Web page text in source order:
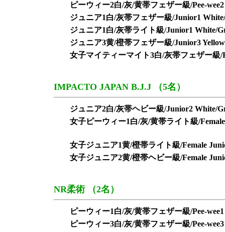
ピーウィー2白/灰/黄帯フェザー級/Pee-wee2
ジュニア1白/灰帯フェザー級/Junior1 White/
ジュニア1白/灰帯ライト級/Junior1 White/
ジュニア3黄/橙帯フェザー級/Junior3
女子マイティーマイト3白/灰帯フェザー級/
IMPACTO JAPAN B.J.J （5名）
ジュニア2白/灰帯ヘビー級/Junior2 White/
女子ピーウィー1白/灰/黄帯ライト級/Female
女子ジュニア1黄/橙帯ライト級/Female
女子ジュニア2黄/橙帯ヘビー級/Female
NR柔術 （2名）
ピーウィー1白/灰/黄帯フェザー級/Pee-wee1
ピーウィー3白/灰/黄帯フェザー級/Pee-wee3